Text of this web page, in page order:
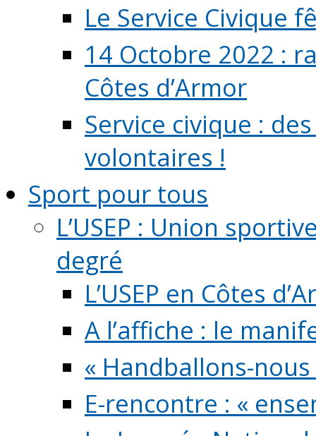
Le Service Civique
14 Octobre 2022 :
Côtes d’Armor
Service civique :
volontaires !
Sport pour tous
L’USEP : Union
degré
L’USEP en Côtes
A l’affiche : le
« Handballons-
E-rencontre : «